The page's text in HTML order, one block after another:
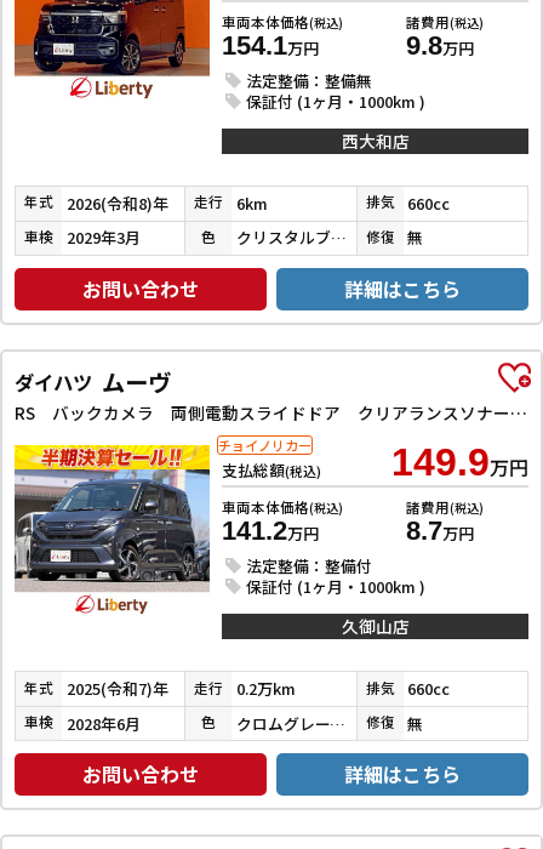
車両本体価格(税込)
154.1万円
諸費用(税込)
9.8万円
法定整備：整備無
保証付 (1ヶ月・1000km )
西大和店
年式 2026(令和8)年 走行 6km 排気 660cc
車検 2029年3月 色 クリスタルブラックパール 修復 無
お問い合わせ 詳細はこちら
ダイハツ ムーヴ
RS バックカメラ 両側電動スライドドア クリアランスソナー オートクルーズコントロール 衝突被害軽減システム オートライト スマートキー アイドリングストップ 電動格納ミラー ベンチシート CVT ABS
支払総額(税込) 149.9万円
車両本体価格(税込)
141.2万円
諸費用(税込)
8.7万円
法定整備：整備付
保証付 (1ヶ月・1000km )
チョイノリカー
久御山店
年式 2025(令和7)年 走行 0.2万km 排気 660cc
車検 2028年6月 色 クロムグレーメタリック 修復 無
お問い合わせ 詳細はこちら